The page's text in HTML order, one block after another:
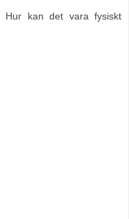
kan det vara fysiskt